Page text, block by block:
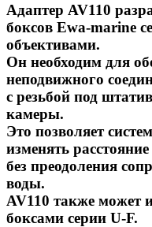
Адаптер AV110
боксов Ewa-marine
объективами.
Он необходим для
неподвижного
с резьбой под
камеры.
Это позволяет
изменять
без преодоления
воды.
AV110 также может
боксами серии U-F.